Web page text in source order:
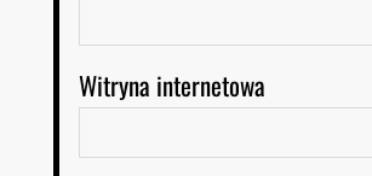
Witryna internetowa